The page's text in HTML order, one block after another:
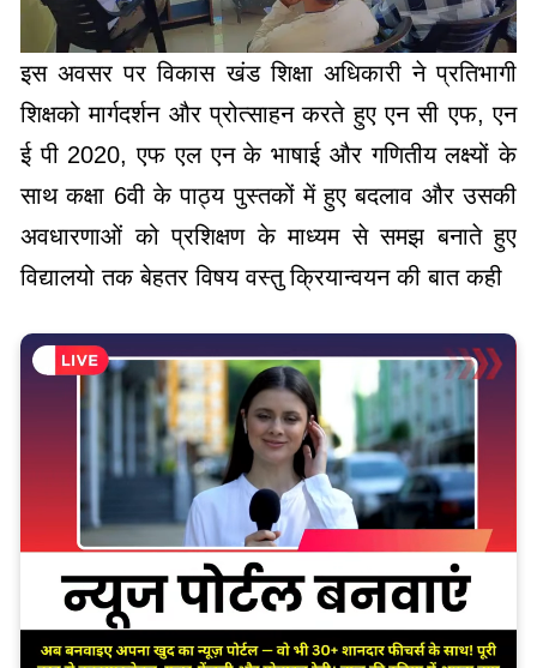
इस अवसर पर विकास खंड शिक्षा अधिकारी ने प्रतिभागी
शिक्षको मार्गदर्शन और प्रोत्साहन करते हुए एन सी एफ, एन
ई पी 2020, एफ एल एन के भाषाई और गणितीय लक्ष्यों के
साथ कक्षा 6वी के पाठ्य पुस्तकों में हुए बदलाव और उसकी
अवधारणाओं को प्रशिक्षण के माध्यम से समझ बनाते हुए
विद्यालयो तक बेहतर विषय वस्तु क्रियान्वयन की बात कही